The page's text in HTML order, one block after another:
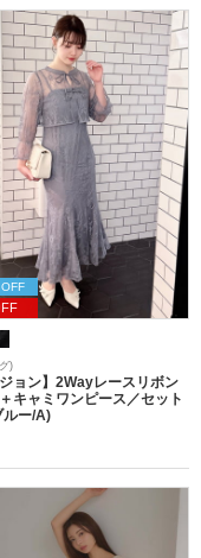
)
ジョン】2Wayレースリボン
キャミワンピース／セット
ルー/A)